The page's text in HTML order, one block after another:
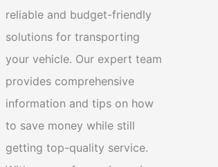
reliable and budget-friendly
solutions for transporting
your vehicle. Our expert team
provides comprehensive
information and tips on how
to save money while still
getting top-quality service.